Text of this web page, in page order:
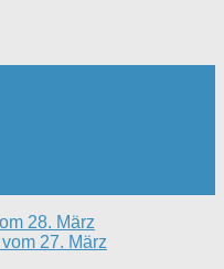
28. März
27. März